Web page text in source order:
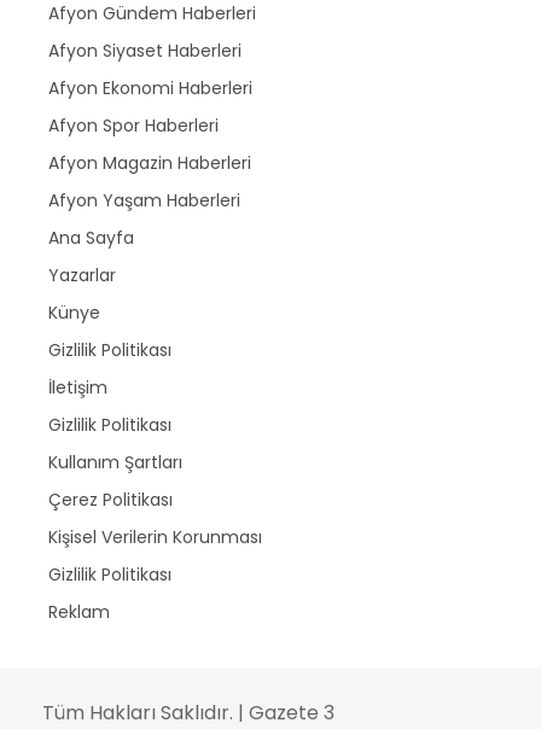
Afyon Gündem Haberleri
Afyon Siyaset Haberleri
Afyon Ekonomi Haberleri
Afyon Spor Haberleri
Afyon Magazin Haberleri
Afyon Yaşam Haberleri
Ana Sayfa
Yazarlar
Künye
Gizlilik Politikası
İletişim
Gizlilik Politikası
Kullanım Şartları
Çerez Politikası
Kişisel Verilerin Korunması
Gizlilik Politikası
Reklam
Tüm Hakları Saklıdır. | Gazete 3